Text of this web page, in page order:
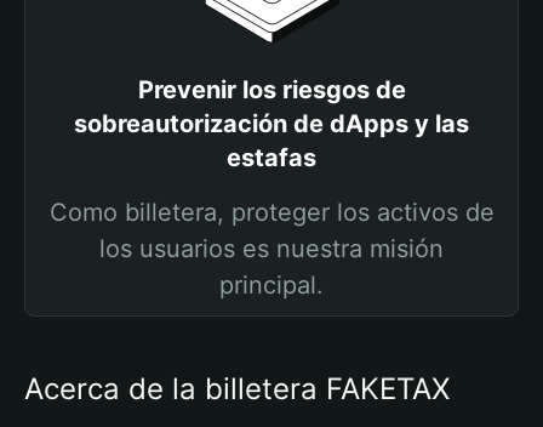
Prevenir los riesgos de
sobreautorización de dApps y las
estafas
Como billetera, proteger los activos de
los usuarios es nuestra misión
principal.
Acerca de la billetera FAKETAX